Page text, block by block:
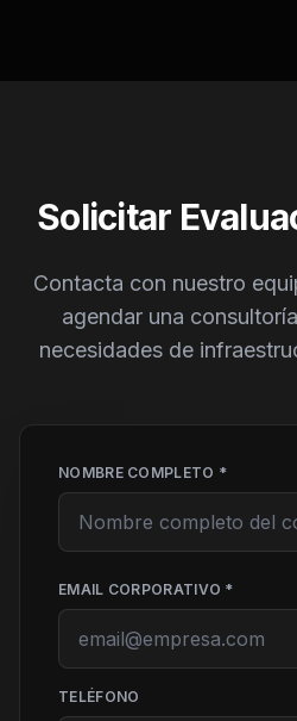
Solicitar
Contacta con nuestro
agendar una
necesidades de
NOMBRE COMPLETO *
EMAIL CORPORATIVO *
TELÉFONO